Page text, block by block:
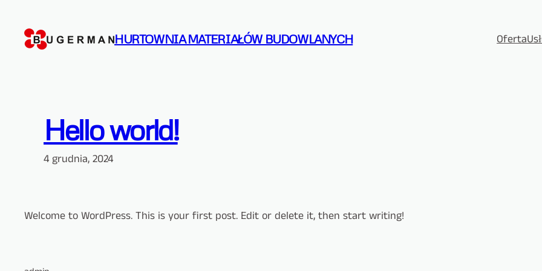
treści
HURTOWNIA MATERIAŁÓW BUDOWLANYCH Oferta
Hello world!
4 grudnia, 2024
Welcome to WordPress. This is your first post. Edit or delete it, then start writing!